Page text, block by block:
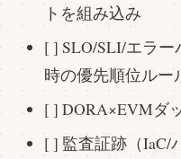
トを組み込み
[ ] SLO/SLI/エラ
時の優先順位ルー
[ ] DORA×EVMダ
[ ] 監査証跡（IaC/